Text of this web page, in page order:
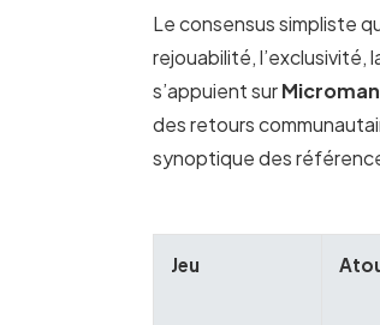
Le consensus simpliste
rejouabilité, l’exclusivité,
s’appuient sur
des retours
synoptique des
Jeu